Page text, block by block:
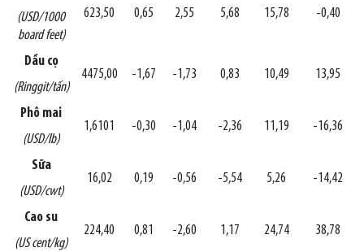
(USD/1000
board feet)
623,50 0,65 2,55 5,68 15,78 -0,40
Dầu cọ
(Ringgit/tấn)
4475,00 -1,67 -1,73 0,83 10,49 13,95
Phô mai
(USD/lb)
1,6101 -0,30 -1,04 -2,36 11,19 -16,36
Sữa
(USD/cwt)
16,02 0,19 -0,56 -5,54 5,26 -14,42
Cao su
(US cent/kg)
224,40 0,81 -2,60 1,17 24,74 38,78